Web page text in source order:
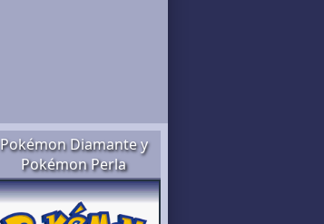
Pokémon Diamante y
Pokémon Perla